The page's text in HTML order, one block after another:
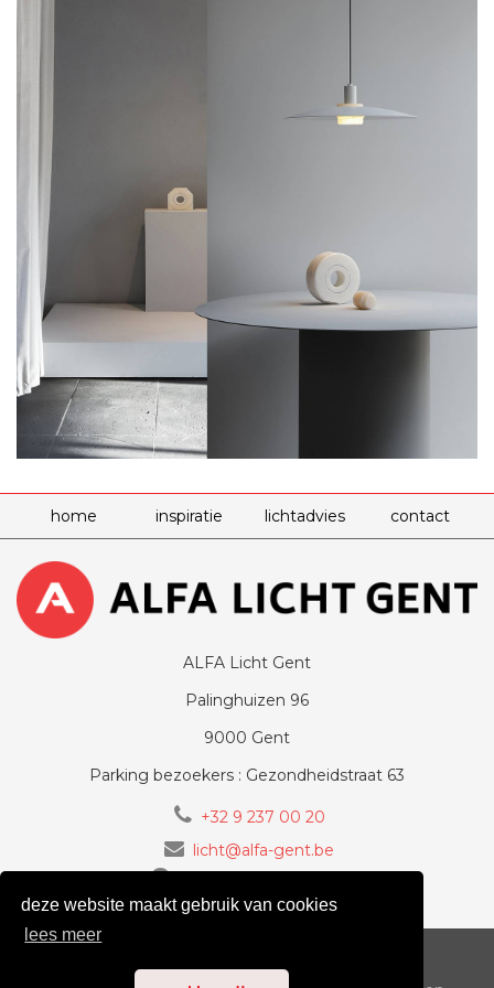
deze website maakt gebruik van cookies
lees meer
home inspiratie lichtadvies contact
ALFA Licht Gent
Palinghuizen 96
9000 Gent
Parking bezoekers : Gezondheidstraat 63
+32 9 237 00 20
licht@alfa-gent.be